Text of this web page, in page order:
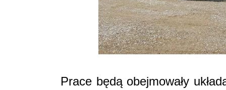
Prace będą obejmowały